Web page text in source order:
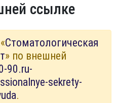
ссылке
Стоматологическая
» по внешней
90.ru-
sekrety-
.